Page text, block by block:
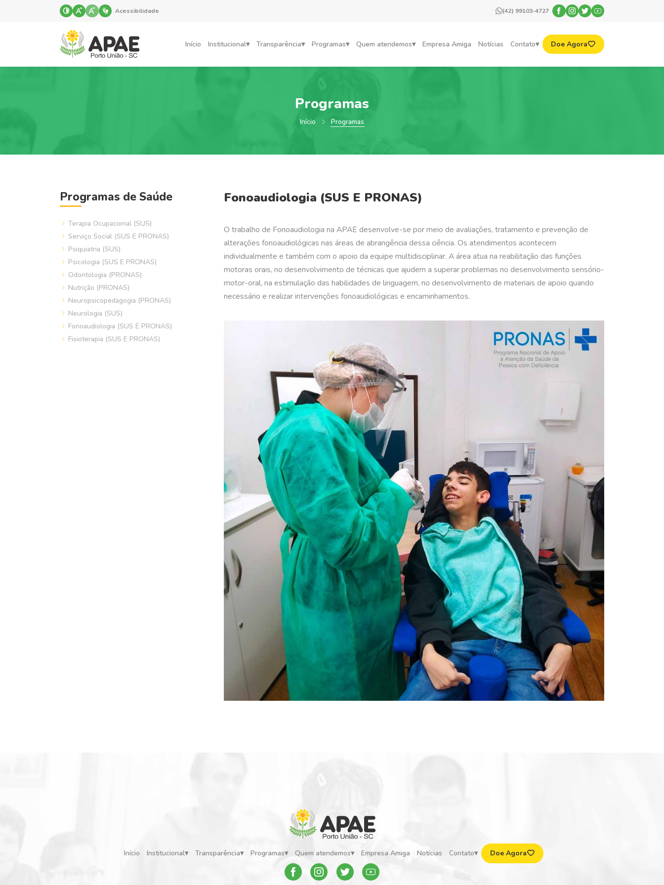
Acessibilidade (42) 99103-4727
Início Institucional Transparência Programas Quem atendemos Empresa Amiga Notícias Contato Doe Agora
Programas
Início Programas
Programas de Saúde
Terapia Ocupacional (SUS)
Serviço Social (SUS E PRONAS)
Psiquiatria (SUS)
Psicologia (SUS E PRONAS)
Odontologia (PRONAS)
Nutrição (PRONAS)
Neuropsicopedagogia (PRONAS)
Neurologia (SUS)
Fonoaudiologia (SUS E PRONAS)
Fisioterapia (SUS E PRONAS)
Fonoaudiologia (SUS E PRONAS)
O trabalho de Fonoaudiologia na APAE desenvolve-se por meio de avaliações, tratamento e prevenção de
alterações fonoaudiológicas nas áreas de abrangência dessa ciência. Os atendimentos acontecem
individualmente e também com o apoio da equipe multidisciplinar. A área atua na reabilitação das funções
motoras orais, no desenvolvimento de técnicas que ajudem a superar problemas no desenvolvimento sensório-
motor-oral, na estimulação das habilidades de linguagem, no desenvolvimento de materiais de apoio quando
necessário e realizar intervenções fonoaudiológicas e encaminhamentos.
Início Institucional Transparência Programas Quem atendemos Empresa Amiga Notícias Contato Doe Agora